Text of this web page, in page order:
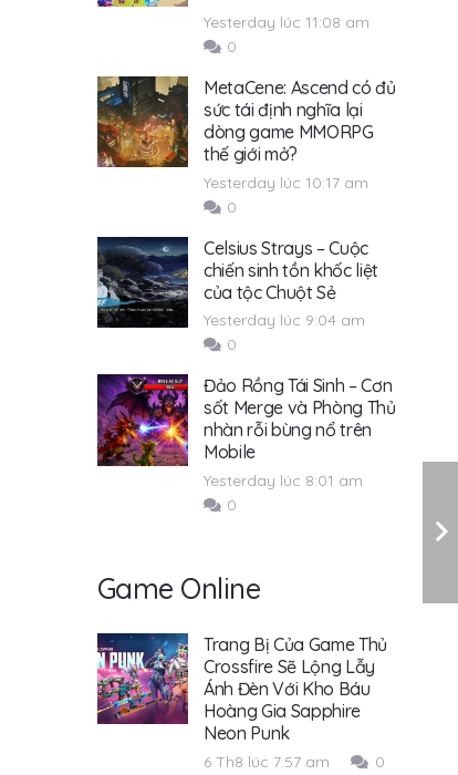
Yesterday lúc 11:08 am
0
MetaCene: Ascend có đủ
sức tái định nghĩa lại
dòng game MMORPG
thế giới mở?
Yesterday lúc 10:17 am
0
Celsius Strays – Cuộc
chiến sinh tồn khốc liệt
của tộc Chuột Sẻ
Yesterday lúc 9:04 am
0
Đảo Rồng Tái Sinh – Cơn
sốt Merge và Phòng Thủ
nhàn rỗi bùng nổ trên
Mobile
Yesterday lúc 8:01 am
0
Game Online
Trang Bị Của Game Thủ
Crossfire Sẽ Lộng Lẫy
Ánh Đèn Với Kho Báu
Hoàng Gia Sapphire
Neon Punk
6 Th8 lúc 7:57 am 0